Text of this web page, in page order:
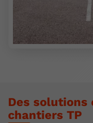
Des solutions
chantiers TP